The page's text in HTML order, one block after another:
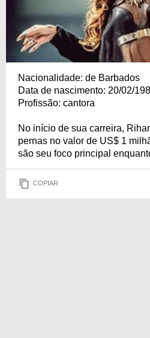
Nacionalidade: de Barbados
Data de nascimento: 20/02/
Profissão: cantora
No início de sua carreira,
pernas no valor de US$ 1
são seu foco principal
COPIAR